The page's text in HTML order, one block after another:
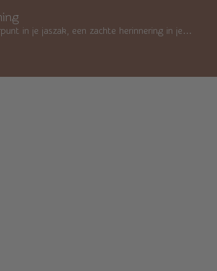
in je jaszak, een zachte herinnering in je...